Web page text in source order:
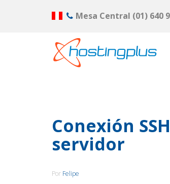
Mesa Central (01) 640
Conexión
servidor
Por Felipe